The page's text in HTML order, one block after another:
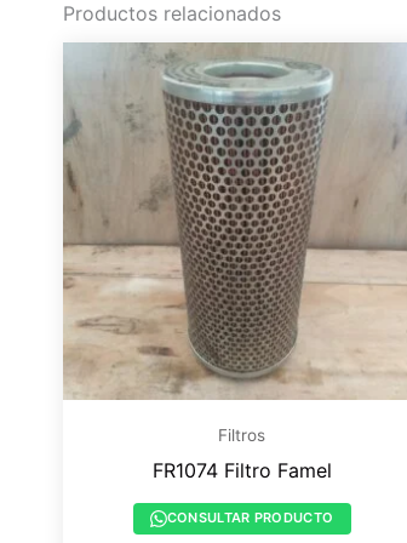
Productos relacionados
Filtros
FR1074 Filtro Famel
CONSULTAR PRODUCTO